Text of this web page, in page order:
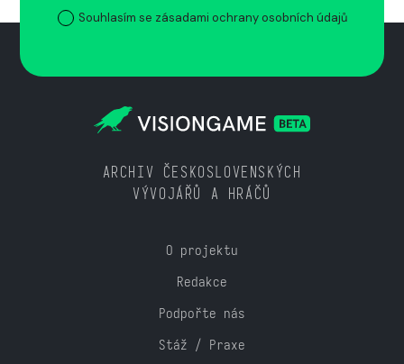
Souhlasím se zásadami ochrany osobních údajů
ARCHIV ČESKOSLOVENSKÝCH
VÝVOJÁŘŮ A HRÁČŮ
O projektu
Redakce
Podpořte nás
Stáž / Praxe